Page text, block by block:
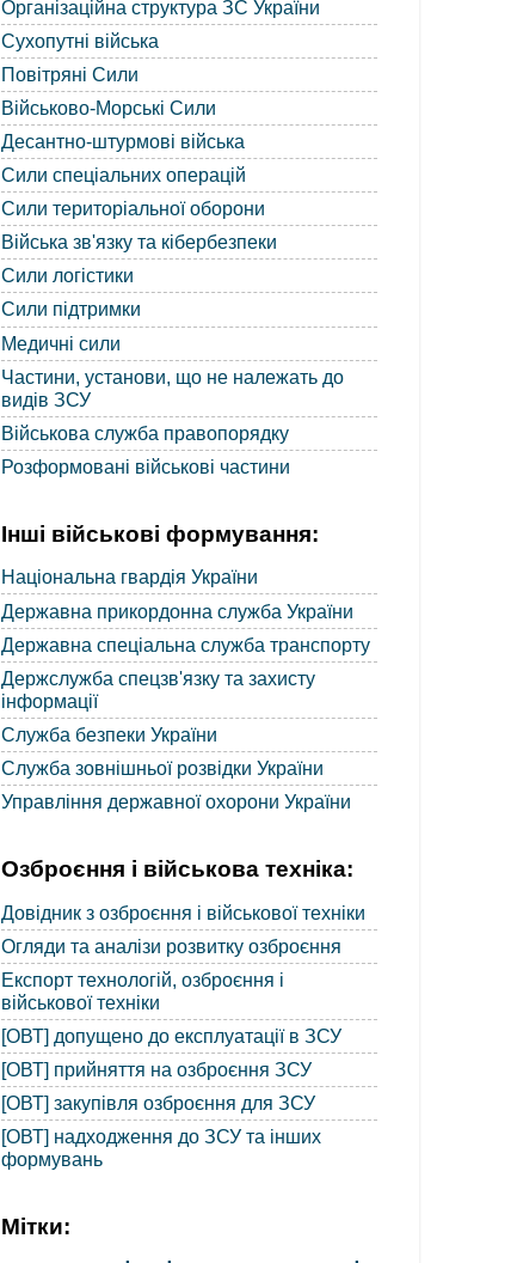
Організаційна структура ЗС України
Сухопутні війська
Повітряні Сили
Військово-Морські Сили
Десантно-штурмові війська
Сили спеціальних операцій
Сили територіальної оборони
Війська зв'язку та кібербезпеки
Сили логістики
Сили підтримки
Медичні сили
Частини, установи, що не належать до
видів ЗСУ
Військова служба правопорядку
Розформовані військові частини
Інші військові формування:
Національна гвардія України
Державна прикордонна служба України
Державна спеціальна служба транспорту
Держслужба спецзв'язку та захисту
інформації
Служба безпеки України
Служба зовнішньої розвідки України
Управління державної охорони України
Озброєння і військова техніка:
Довідник з озброєння і військової техніки
Огляди та аналізи розвитку озброєння
Експорт технологій, озброєння і
військової техніки
[ОВТ] допущено до експлуатації в ЗСУ
[ОВТ] прийняття на озброєння ЗСУ
[ОВТ] закупівля озброєння для ЗСУ
[ОВТ] надходження до ЗСУ та інших
формувань
Мітки: